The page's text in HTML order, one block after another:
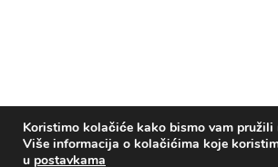
Koristimo kolačiće kako bismo vam
Više informacija o kolačićima koje
u postavkama